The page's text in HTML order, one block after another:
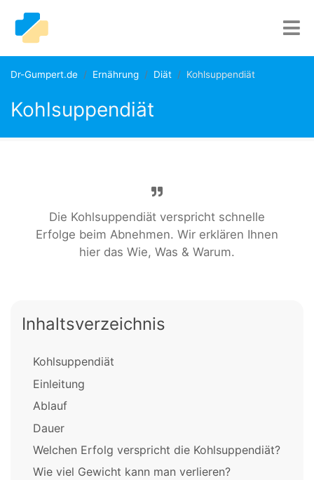
Dr-Gumpert.de Ernährung Diät Kohlsuppendiät
Kohlsuppendiät
Die Kohlsuppendiät verspricht schnelle
Erfolge beim Abnehmen. Wir erklären Ihnen
hier das Wie, Was & Warum.
Inhaltsverzeichnis
Kohlsuppendiät
Einleitung
Ablauf
Dauer
Welchen Erfolg verspricht die Kohlsuppendiät?
Wie viel Gewicht kann man verlieren?